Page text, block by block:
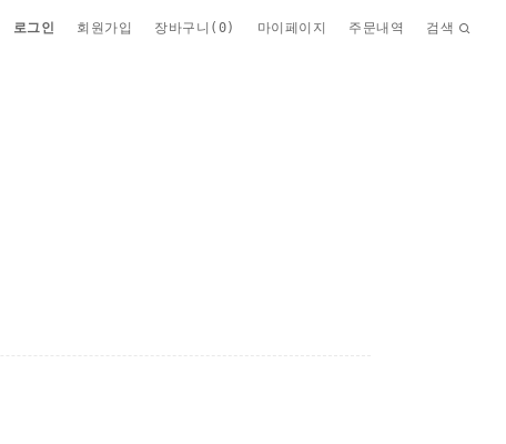
로그인 회원가입 장바구니( 0) 마이페이지 주문내역 검색